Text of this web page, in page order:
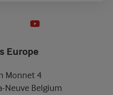
Europe
Monnet 4
Neuve Belgium